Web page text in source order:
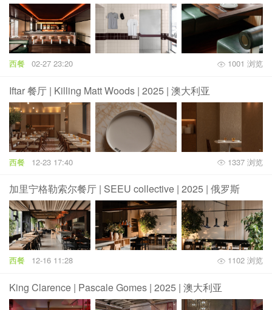
西餐 02-27 23:20 1001 浏览
Iftar 餐厅 | Killing Matt Woods | 2025 | 澳大利亚
西餐 12-23 17:40 1337 浏览
加里宁格勒索尔餐厅 | SEEU collective | 2025 | 俄罗斯
西餐 12-16 11:28 1102 浏览
King Clarence | Pascale Gomes | 2025 | 澳大利亚